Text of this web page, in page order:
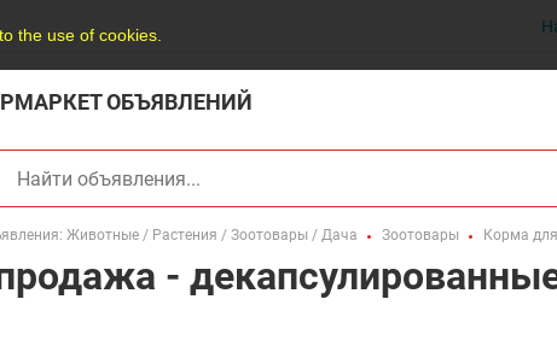
the use of cookies.
ОБЪЯВЛЕНИЙ
Животные / Растения / Зоотовары / Дача Зоотовары Корма
-